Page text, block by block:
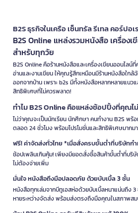
B2S ธุรกิจในเครือ เซ็นทรัล รีเทล คอร์ปอ
B2S Online แหล่งรวมหนังสือ เครื่องเ
สำหรับทุกวัย
B2S Online คือร้านหนังสือและเครื่องเขียนออนไลน์
อ่านและงานเขียน ให้คุณรู้สึกเหมือนมีร้านหนังสือใกล้
ออกจากบ้าน เพราะ b2s มีทั้งหนังสือหลากหลายแน
สิทธิพิเศษที่ไม่ควรพลาด!
ทำไม B2S Online คือแหล่งช้อปปิ้งที่คุณไ
ไม่ว่าคุณจะเป็นนักเรียน นักศึกษา คนทำงาน B2S พ
ตลอด 24 ชั่วโมง พร้อมโปรโมชั่นและสิทธิพิเศษมากม
ฟรี! ค่าจัดส่งทั่วไทย *เมื่อสั่งครบขั้นต่ำที่บริษัทก
ช้อปเพลินเกินคุ้ม! เพียงมียอดสั่งซื้อสินค้าขั้นต่ำที่บริ
ไม่ต้องจ่ายเพิ่ม
มั่นใจ หนังสือถึงมือปลอดภัย ด้วยบับเบิ้ล 3 ชั้น
หนังสือทุกเล่มจากบีทูเอสห่อด้วยบับเบิ้ลหนาแน่นถึง
หายระหว่างจัดส่ง พร้อมส่งตรงถึงมือคุณในสภาพส